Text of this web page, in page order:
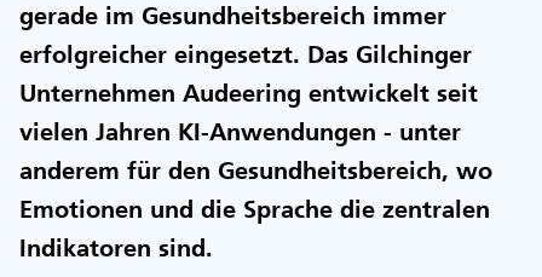
gerade im Gesundheitsbereich immer
erfolgreicher eingesetzt. Das Gilchinger
Unternehmen Audeering entwickelt seit
vielen Jahren KI-Anwendungen - unter
anderem für den Gesundheitsbereich, wo
Emotionen und die Sprache die zentralen
Indikatoren sind.